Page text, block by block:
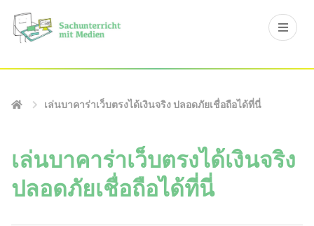
เล่นบาคาร่าเว็บตรงได้เงินจริง ปลอดภัยเชื่อถือได้ที่นี่
เล่นบาคาร่าเว็บตรงได้เงินจริง
ปลอดภัยเชื่อถือได้ที่นี่